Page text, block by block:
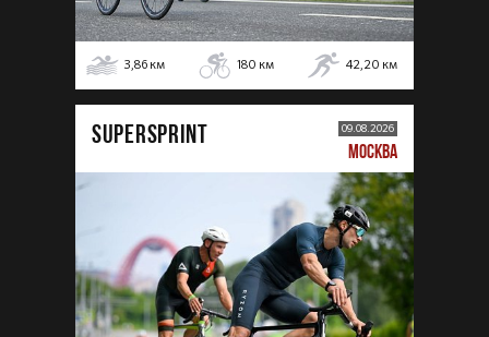
3,86 км 180 км 42,20 км
SUPERSPRINT 09.08.2026
МОСКВА